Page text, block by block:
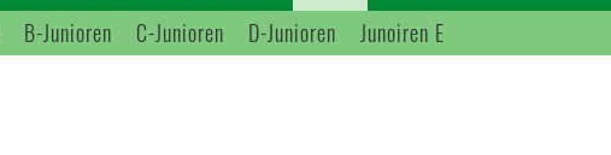
B-Junioren C-Junioren D-Junioren Junoiren E